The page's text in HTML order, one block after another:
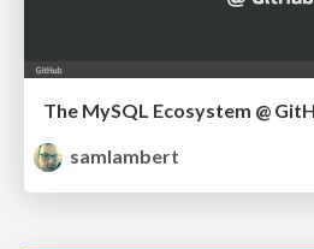
The MySQL Ecosystem @
samlambert